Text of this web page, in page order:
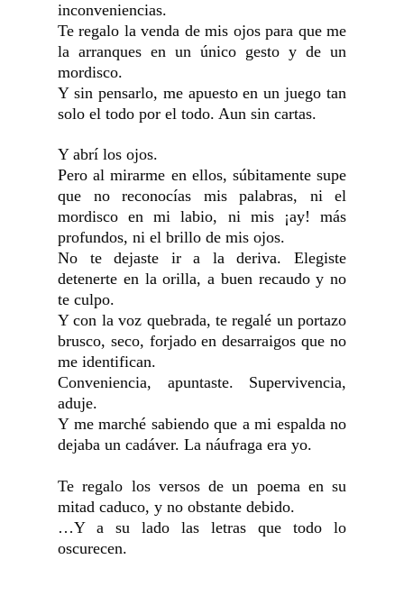
inconveniencias.
Te regalo la venda de mis ojos para que me
la arranques en un único gesto y de un
mordisco.
Y sin pensarlo, me apuesto en un juego tan
solo el todo por el todo. Aun sin cartas.
Y abrí los ojos.
Pero al mirarme en ellos, súbitamente supe
que no reconocías mis palabras, ni el
mordisco en mi labio, ni mis ¡ay! más
profundos, ni el brillo de mis ojos.
No te dejaste ir a la deriva. Elegiste
detenerte en la orilla, a buen recaudo y no
te culpo.
Y con la voz quebrada, te regalé un portazo
brusco, seco, forjado en desarraigos que no
me identifican.
Conveniencia, apuntaste. Supervivencia,
aduje.
Y me marché sabiendo que a mi espalda no
dejaba un cadáver. La náufraga era yo.
Te regalo los versos de un poema en su
mitad caduco, y no obstante debido.
…Y a su lado las letras que todo lo
oscurecen.